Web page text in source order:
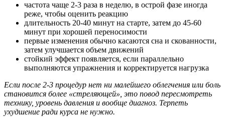
частота чаще 2-3 раза в неделю, в острой фазе иногда
реже, чтобы оценить реакцию
длительность 20-40 минут на старте, затем до 45-60
минут при хорошей переносимости
первые изменения обычно касаются сна и скованности,
затем улучшается объем движений
стойкий эффект появляется, если параллельно
выполняются упражнения и корректируется нагрузка
Если после 2-3 процедур нет ни малейшего облегчения или боль
становится более «стреляющей», это повод пересмотреть
технику, уровень давления и вообще диагноз. Терпеть
ухудшение ради курса не нужно.